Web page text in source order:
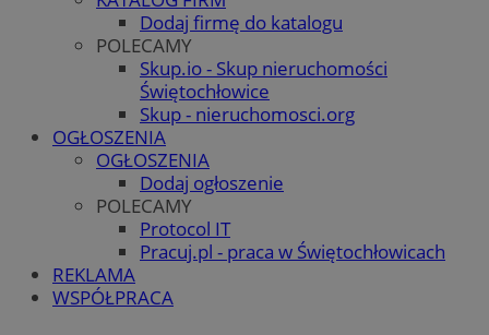
Dodaj firmę do katalogu
POLECAMY
Skup.io - Skup nieruchomości
Świętochłowice
Skup - nieruchomosci.org
OGŁOSZENIA
OGŁOSZENIA
Dodaj ogłoszenie
POLECAMY
Protocol IT
Pracuj.pl - praca w Świętochłowicach
REKLAMA
WSPÓŁPRACA